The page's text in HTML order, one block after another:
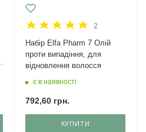
2
Набір Elfa Pharm 7 Олій
проти випадіння, для
відновлення волосся
є в наявності
792,60 грн.
КУПИТИ